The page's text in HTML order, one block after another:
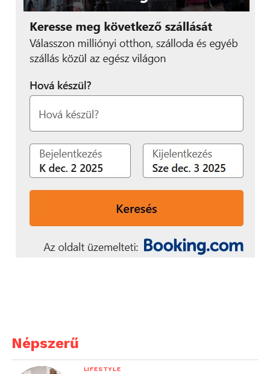
Népszerű
LIFESTYLE